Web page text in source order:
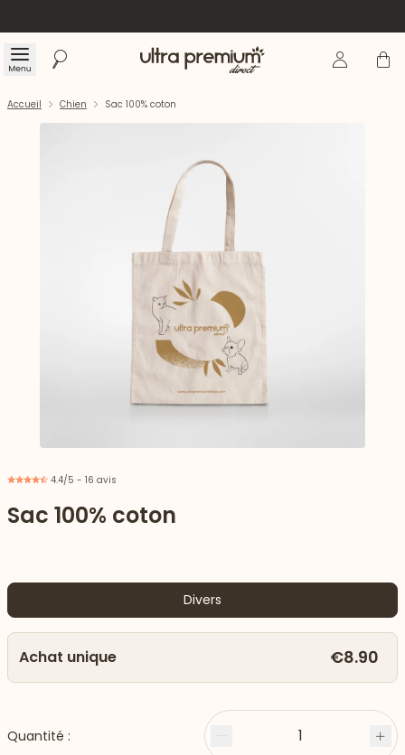
Menu Rechercher Accueil Se Panier
Accueil Chien Sac 100% coton
4.4/5 - 16 avis
Sac 100% coton
Divers
Achat unique €8.90
Quantité : Moins 1